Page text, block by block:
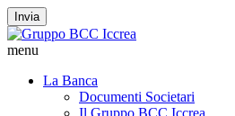
Invia
menu
La Banca
Documenti Societari
Il Gruppo BCC Iccrea